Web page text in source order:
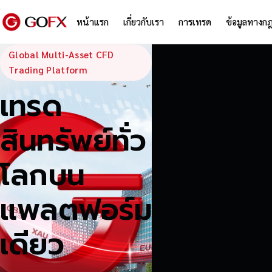
หน้าแรก เกี่ยวกับเรา การเทรด ข้อมูลทางก
GoFX —
Global Multi-Asset CFD
Trading Platform
เทรด
สินทรัพย์ทั่ว
โลกบน
แพลตฟอร์ม
เดียว